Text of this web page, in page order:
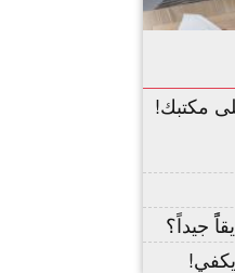
مكتبك!
جيداً؟